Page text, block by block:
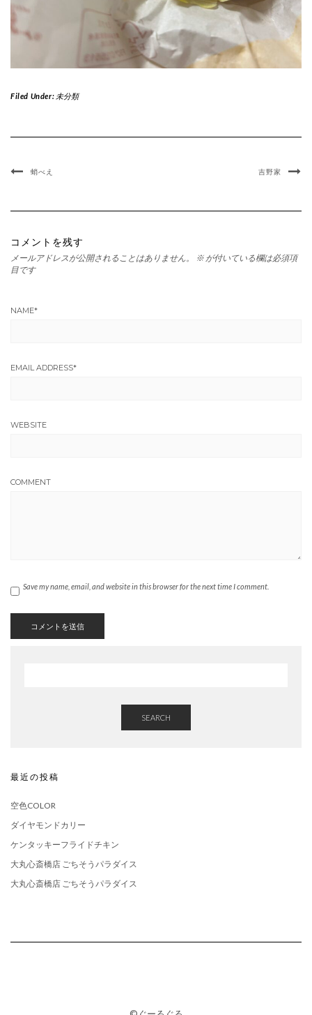
Filed Under: 未分類
蛸べえ 吉野家
コメントを残す
メールアドレスが公開されることはありません。 ※ が付いている欄は必須項
目です
NAME*
EMAIL ADDRESS*
WEBSITE
COMMENT
Save my name, email, and website in this browser for the next time I comment.
SEARCH
最近の投稿
空色COLOR
ダイヤモンドカリー
ケンタッキーフライドチキン
大丸心斎橋店 ごちそうパラダイス
大丸心斎橋店 ごちそうパラダイス